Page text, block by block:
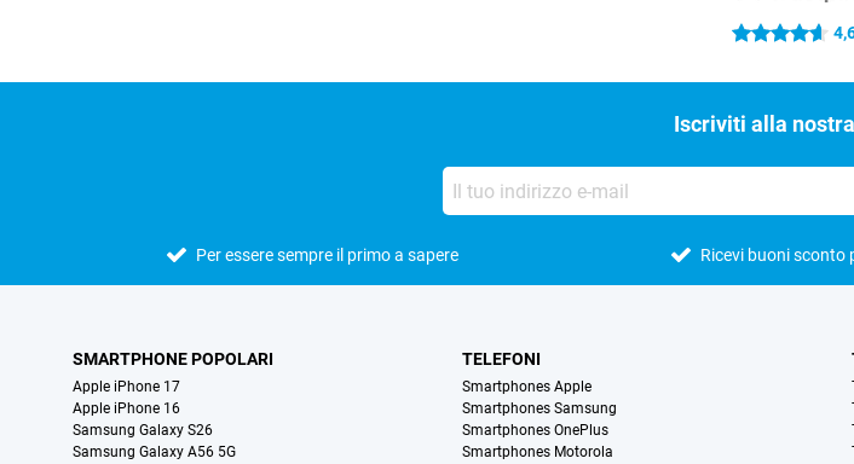
4.6 stelle
Iscriviti alla
Per essere sempre il primo a sapere Ricevi buoni sconto
SMARTPHONE POPOLARI
Apple iPhone 17
Apple iPhone 16
Samsung Galaxy S26
Samsung Galaxy A56 5G
TELEFONI
Smartphones Apple
Smartphones Samsung
Smartphones OnePlus
Smartphones Motorola